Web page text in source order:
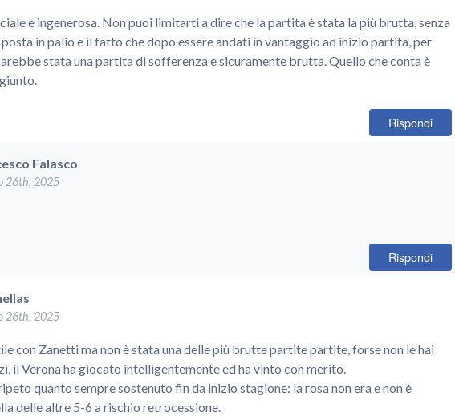
e ingenerosa. Non puoi limitarti a dire che la partita è stata la più brutta, senza
in palio e il fatto che dopo essere andati in vantaggio ad inizio partita, per
stata una partita di sofferenza e sicuramente brutta. Quello che conta è
Rispondi
Falasco
26th, 2025
Rispondi
26th, 2025
con Zanetti ma non è stata una delle più brutte partite partite, forse non le hai
il Verona ha giocato intelligentemente ed ha vinto con merito.
quanto sempre sostenuto fin da inizio stagione: la rosa non era e non è
delle altre 5-6 a rischio retrocessione.